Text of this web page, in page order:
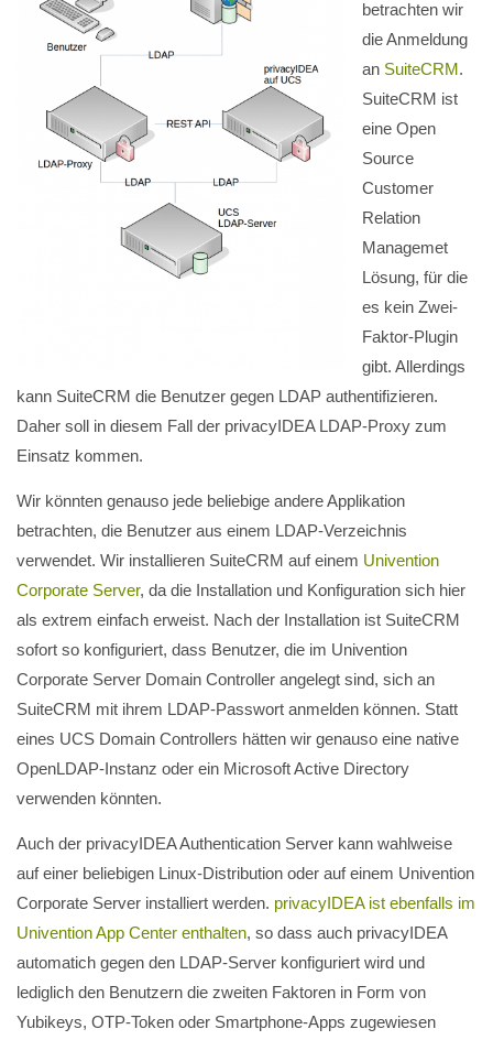
betrachten wir
die Anmeldung
an SuiteCRM.
SuiteCRM ist
eine Open
Source
Customer
Relation
Managemet
Lösung, für die
es kein Zwei-
Faktor-Plugin
gibt. Allerdings
kann SuiteCRM die Benutzer gegen LDAP authentifizieren.
Daher soll in diesem Fall der privacyIDEA LDAP-Proxy zum
Einsatz kommen.
Wir könnten genauso jede beliebige andere Applikation
betrachten, die Benutzer aus einem LDAP-Verzeichnis
verwendet. Wir installieren SuiteCRM auf einem Univention
Corporate Server, da die Installation und Konfiguration sich hier
als extrem einfach erweist. Nach der Installation ist SuiteCRM
sofort so konfiguriert, dass Benutzer, die im Univention
Corporate Server Domain Controller angelegt sind, sich an
SuiteCRM mit ihrem LDAP-Passwort anmelden können. Statt
eines UCS Domain Controllers hätten wir genauso eine native
OpenLDAP-Instanz oder ein Microsoft Active Directory
verwenden könnten.
Auch der privacyIDEA Authentication Server kann wahlweise
auf einer beliebigen Linux-Distribution oder auf einem Univention
Corporate Server installiert werden. privacyIDEA ist ebenfalls im
Univention App Center enthalten, so dass auch privacyIDEA
automatich gegen den LDAP-Server konfiguriert wird und
lediglich den Benutzern die zweiten Faktoren in Form von
Yubikeys, OTP-Token oder Smartphone-Apps zugewiesen